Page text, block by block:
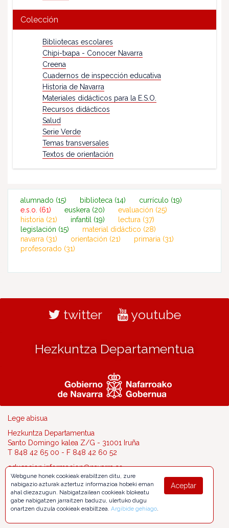
Colección
Bibliotecas escolares
Chipi-txapa - Conocer Navarra
Creena
Cuadernos de inspección educativa
Historia de Navarra
Materiales didácticos para la E.S.O.
Recursos didácticos
Salud
Serie Verde
Temas transversales
Textos de orientación
alumnado (15) biblioteca (14) currículo (19)
e.s.o. (61) euskera (20) evaluación (25)
historia (21) infantil (19) lectura (37)
legislación (15) material didáctico (28)
navarra (31) orientación (21) primaria (31)
profesorado (31)
twitter youtube
Hezkuntza Departamentua
Lege abisua
Hezkuntza Departamentua
Santo Domingo kalea Z/G - 31001 Iruña
T 848 42 65 00 - F 848 42 60 52
educacion.informacion@navarra.es
Aceptar
Webgune honek cookieak erabiltzen ditu, zure
nabigazio azturak aztertuz informazioa hobeki eman
ahal diezazugun. Nabigatzailean cookieak blokeatu
gabe nabigatzen jarraitzen baduzu, ulertuko dugu
onartzen duzula cookieak erabiltzea. Argibide gehiago.